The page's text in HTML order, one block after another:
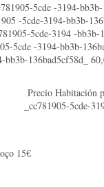
15€
5cde -3194-bb3b-
-5cde-3194-bb3b-
5cde-3194 -bb3b-
5cde -3194-bb3b-
bb3b-136bad5cf58d_
Precio
_cc781905-